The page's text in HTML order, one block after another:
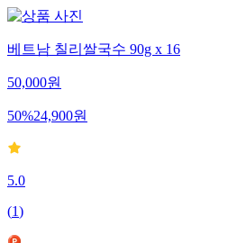
베트남 칠리쌀국수 90g x 16
50,000원
50%24,900원
5.0
(1)